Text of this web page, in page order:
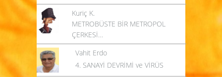
Kuriç K.
METROBÜSTE BİR METROPOL
ÇERKESİ…
Vahit Erdo
4. SANAYİ DEVRİMİ ve VİRÜS